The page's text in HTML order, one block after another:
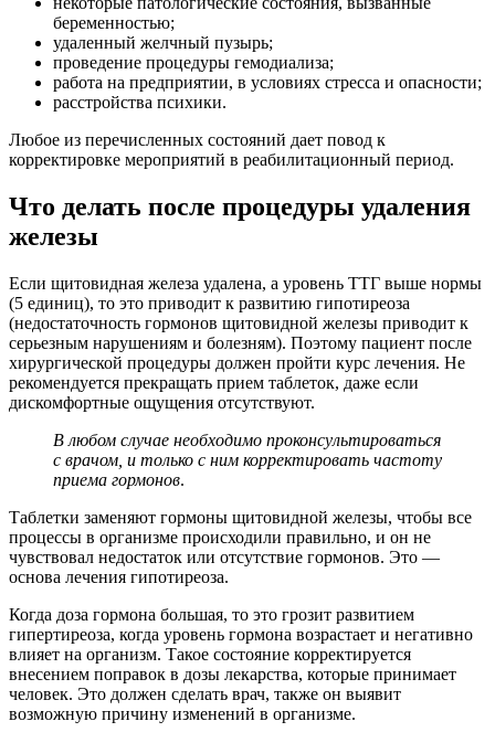
беременностью;
удаленный желчный пузырь;
проведение процедуры гемодиализа;
работа на предприятии, в условиях стресса и опасности;
расстройства психики.
Любое из перечисленных состояний дает повод к
корректировке мероприятий в реабилитационный период.
Что делать после процедуры удаления
железы
Если щитовидная железа удалена, а уровень ТТГ выше нормы
(5 единиц), то это приводит к развитию гипотиреоза
(недостаточность гормонов щитовидной железы приводит к
серьезным нарушениям и болезням). Поэтому пациент после
хирургической процедуры должен пройти курс лечения. Не
рекомендуется прекращать прием таблеток, даже если
дискомфортные ощущения отсутствуют.
В любом случае необходимо проконсультироваться
с врачом, и только с ним корректировать частоту
приема гормонов.
Таблетки заменяют гормоны щитовидной железы, чтобы все
процессы в организме происходили правильно, и он не
чувствовал недостаток или отсутствие гормонов. Это —
основа лечения гипотиреоза.
Когда доза гормона большая, то это грозит развитием
гипертиреоза, когда уровень гормона возрастает и негативно
влияет на организм. Такое состояние корректируется
внесением поправок в дозы лекарства, которые принимает
человек. Это должен сделать врач, также он выявит
возможную причину изменений в организме.